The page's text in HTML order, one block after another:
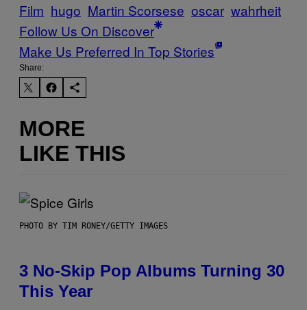
Film hugo Martin Scorsese oscar wahrheit
Follow Us On Discover
Make Us Preferred In Top Stories
Share:
MORE
LIKE THIS
PHOTO BY TIM RONEY/GETTY IMAGES
3 No-Skip Pop Albums Turning 30
This Year